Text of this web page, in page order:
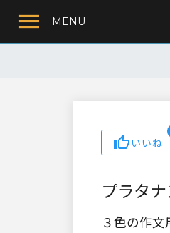
MENU
いいね
プラタナ
３色の作文